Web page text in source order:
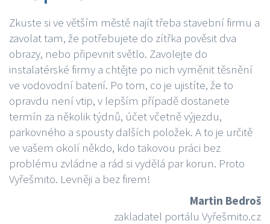
Zkuste si ve větším městě najít třeba stavební firmu a
zavolat tam, že potřebujete do zítřka pověsit dva
obrazy, nebo připevnit světlo. Zavolejte do
instalatérské firmy a chtějte po nich vyměnit těsnění
ve vodovodní baterií. Po tom, co je ujistíte, že to
opravdu není vtip, v lepším případě dostanete
termín za několik týdnů, účet včetně výjezdu,
parkovného a spousty dalších položek. A to je určitě
ve vašem okolí někdo, kdo takovou práci bez
problému zvládne a rád si vydělá par korun. Proto
Vyřešmito. Levněji a bez firem!
Martin Bedroš
zakladatel portálu Vyřešmito.cz